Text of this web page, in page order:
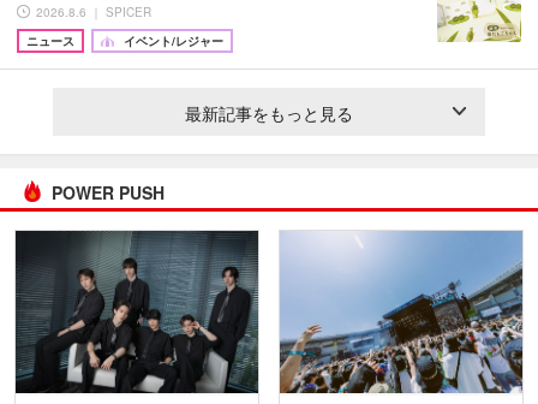
2026.8.6 ｜ SPICER
ニュース
イベント/レジャー
最新記事をもっと見る
POWER PUSH